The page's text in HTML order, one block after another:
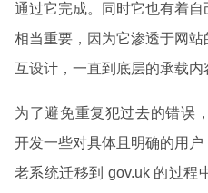
通过它完成。同时它也有着
相当重要，因为它渗透于网
互设计，一直到底层的承载内
为了避免重复犯过去的错误
开发一些对具体且明确的用
老系统迁移到 gov.uk 的过程